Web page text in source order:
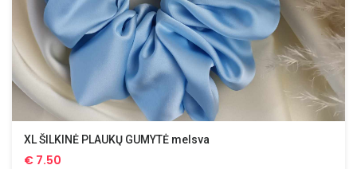
XL ŠILKINĖ PLAUKŲ GUMYTĖ melsva
€ 7.50